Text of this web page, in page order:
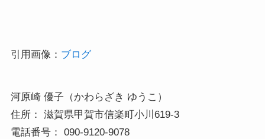
引用画像： ブログ
河原崎 優子（かわらざき ゆうこ）
住所： 滋賀県甲賀市信楽町小川619-3
電話番号： 090-9120-9078